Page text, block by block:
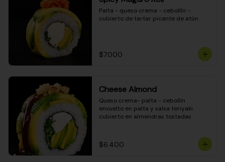
Palta - queso crema - cebollín -
cubierto de tartar picante de atún
$7.000
Cheese Almond
Queso crema- palta - cebollín
envuelto en palta y salsa teriyaki
cubierto en almendras tostadas
$6.400